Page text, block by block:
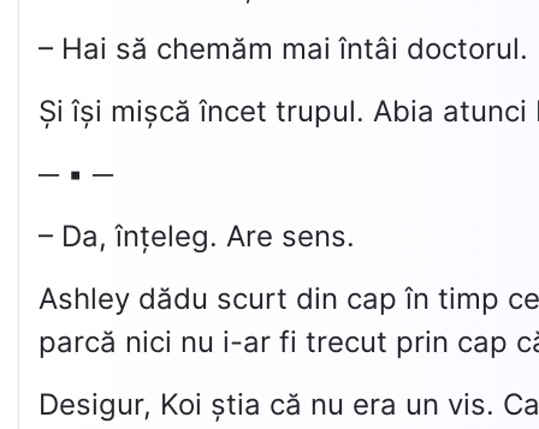
– Hai să chemăm mai întâi doctorul.
Și își mișcă încet trupul. Abia
─ ▪ ─
– Da, înțeleg. Are sens.
Ashley dădu scurt din cap în timp
parcă nici nu i-ar fi trecut prin cap
Desigur, Koi știa că nu era un vis.